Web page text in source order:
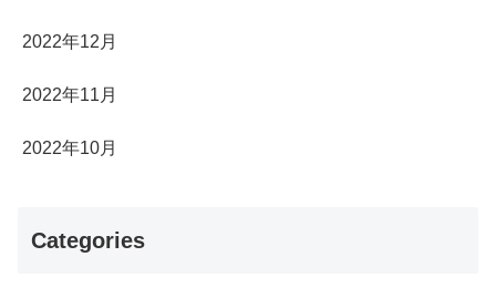
2022年12月
2022年11月
2022年10月
Categories